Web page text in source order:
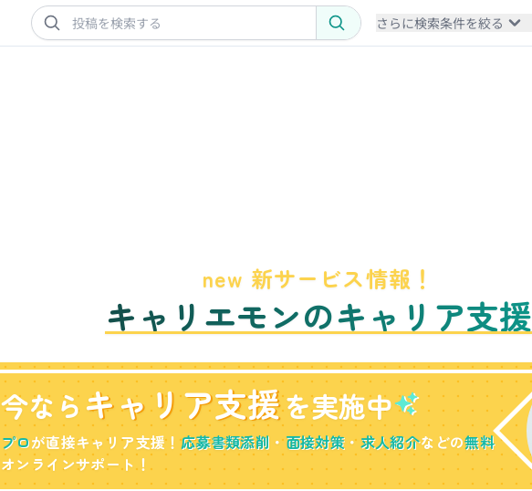
さらに検索条件を絞る
new 新サービス情報！
キャリエモンのキャリア支援
今ならキャリア支援を実施中
プロが直接キャリア支援！応募書類添削 ・面接対策 ・求人紹介などの無料
オンラインサポート！